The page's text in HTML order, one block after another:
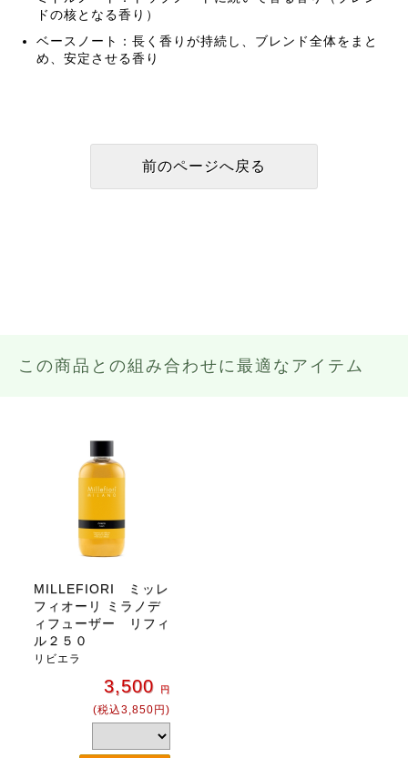
ドの核となる香り）
ベースノート：長く香りが持続し、ブレンド全体をまと
め、安定させる香り
この商品との組み合わせに最適なアイテム
MILLEFIORI ミッレ
フィオーリ ミラノデ
ィフューザー リフィ
ル２５０
リビエラ
3,500 円
(税込3,850円)